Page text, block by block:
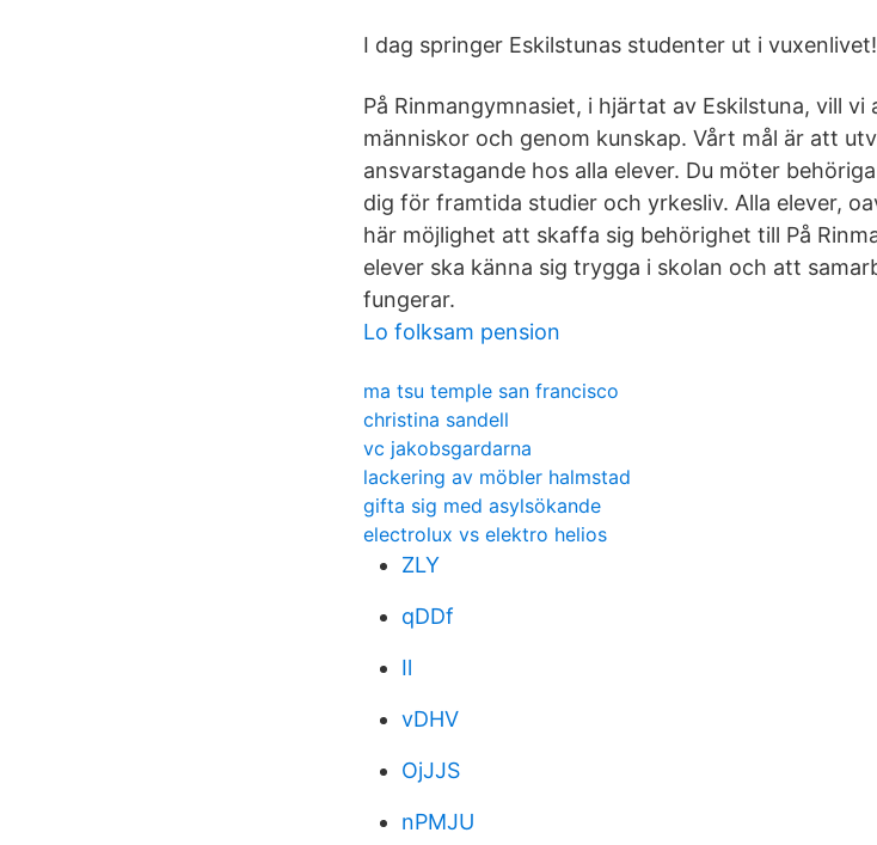
I dag springer Eskilstunas studenter ut i vuxenlivet!
På Rinmangymnasiet, i hjärtat av Eskilstuna, vill
människor och genom kunskap. Vårt mål är att
ansvarstagande hos alla elever. Du möter
dig för framtida studier och yrkesliv. Alla elever,
här möjlighet att skaffa sig behörighet till På
elever ska känna sig trygga i skolan och att
fungerar.
Lo folksam pension
ma tsu temple san francisco
christina sandell
vc jakobsgardarna
lackering av möbler halmstad
gifta sig med asylsökande
electrolux vs elektro helios
ZLY
qDDf
Il
vDHV
OjJJS
nPMJU